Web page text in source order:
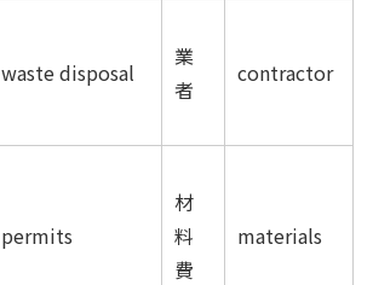
waste disposal
業
者
contractor
permits
材
料
費
materials